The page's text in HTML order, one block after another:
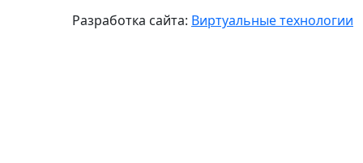
Разработка сайта: Виртуальные технологии